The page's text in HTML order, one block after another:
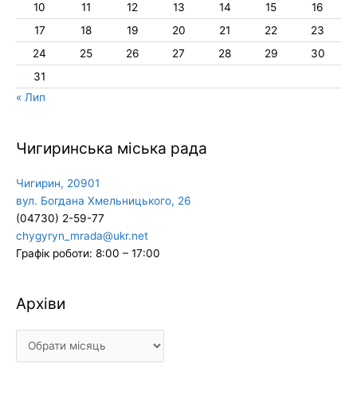
10
11 12 13 14 15
16
17
18 19 20 21 22
23
24
25 26 27 28 29
30
31
« Лип
Чигиринська міська рада
Чигирин, 20901
вул. Богдана Хмельницького, 26
(04730) 2-59-77
chygyryn_mrada@ukr.net
Графік роботи: 8:00 – 17:00
Архіви
Архіви